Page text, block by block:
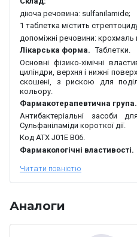
діюча речовина: sulfanilamide;
1 таблетка містить
допоміжні речовини: крохмаль
Лікарська форма. Таблетки.
Основні фізико-хімічні
циліндри, верхня і нижні
скошені, з рискою для
кольору.
Фармакотерапевтична група.
Антибактеріальні засоби
Сульфаніламіди короткої дії.
Код АТХ J01E B06.
Фармакологічні властивості.
Стрептоцид порушує
званих «росткових
параамінобензойну кислоту
ПАБК і Стрептоциду
антагоніст кислоти,
мікроорганізмів і
Аналоги